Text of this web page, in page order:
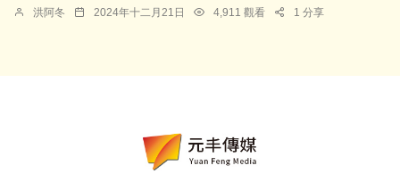
洪阿冬 2024年十二月21日 4,911 觀看 1 分享